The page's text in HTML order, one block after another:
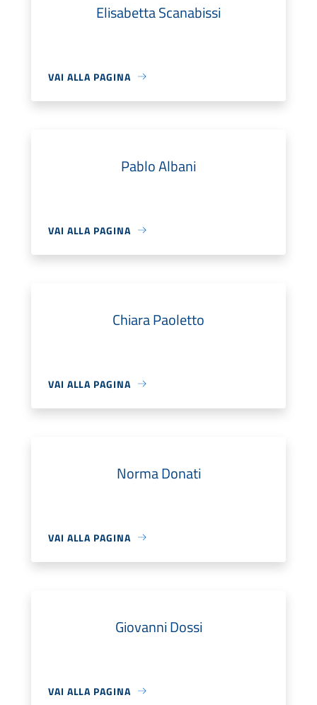
Elisabetta Scanabissi
VAI ALLA PAGINA
Pablo Albani
VAI ALLA PAGINA
Chiara Paoletto
VAI ALLA PAGINA
Norma Donati
VAI ALLA PAGINA
Giovanni Dossi
VAI ALLA PAGINA